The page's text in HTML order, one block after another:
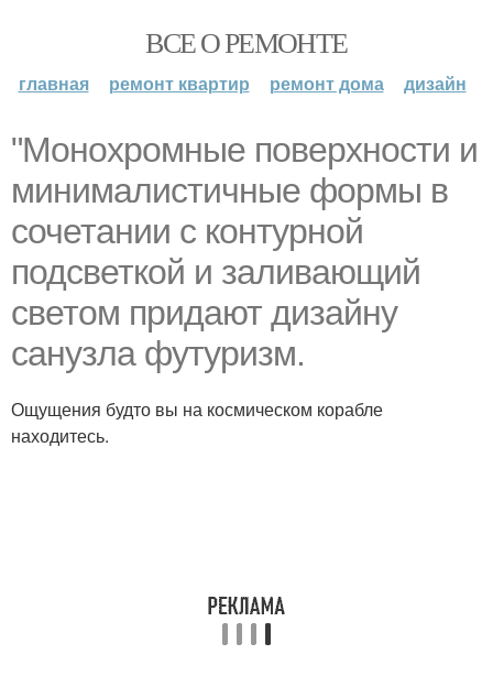
ВСЕ О РЕМОНТЕ
главная ремонт квартир ремонт дома дизайн
"Монохромные поверхности и
минималистичные формы в
сочетании с контурной
подсветкой и заливающий
светом придают дизайну
санузла футуризм.
Ощущения будто вы на космическом корабле
находитесь.